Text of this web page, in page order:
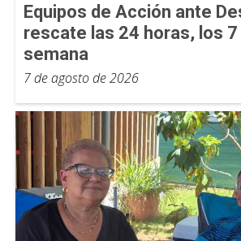
Equipos de Acción ante
rescate las 24 horas, los 7
semana
7 de agosto de 2026